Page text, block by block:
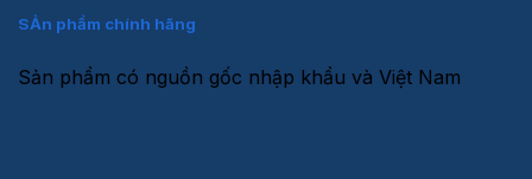
SẢn phẩm chính hãng
Sản phẩm có nguồn gốc nhập khẩu và Việt Nam